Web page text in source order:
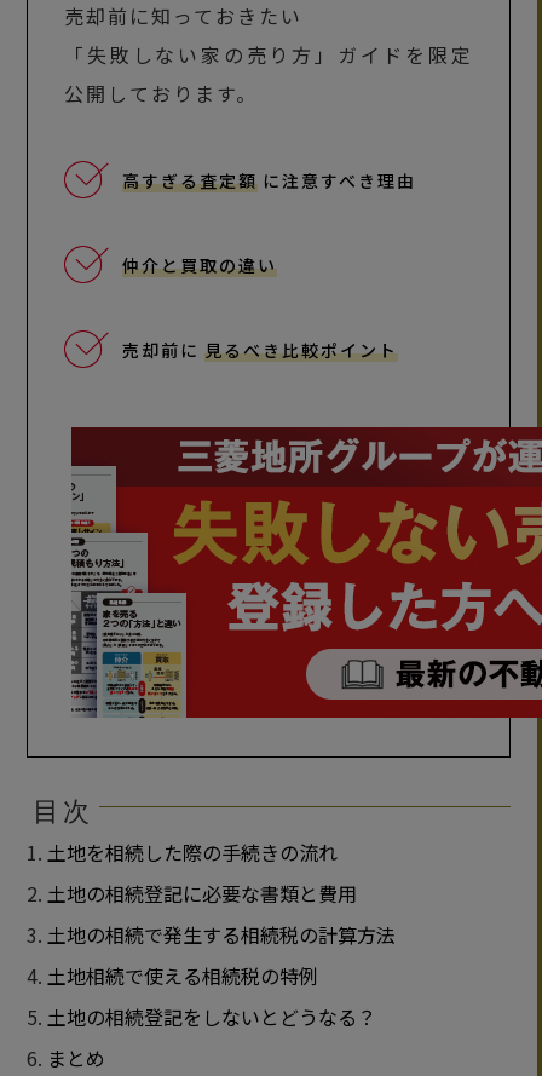
売却前に知っておきたい
「失敗しない家の売り方」ガイドを限定
公開しております。
高すぎる査定額 に注意すべき理由
仲介と買取の違い
売却前に 見るべき比較ポイント
目次
土地を相続した際の手続きの流れ
土地の相続登記に必要な書類と費用
土地の相続で発生する相続税の計算方法
土地相続で使える相続税の特例
土地の相続登記をしないとどうなる？
まとめ